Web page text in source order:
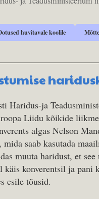
huvitavale koolile
Haridus-ja
Liidu kõikide
algas Nelson
saab kasutada
muuta haridust, et see
konverentsil ja pani
esile tõusid.